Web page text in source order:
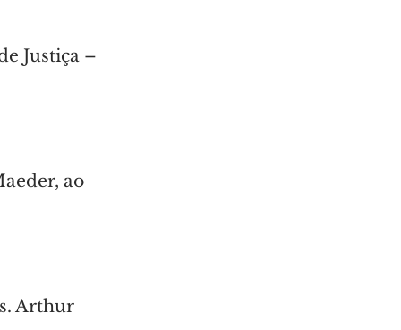
Justiça –
ao
Arthur